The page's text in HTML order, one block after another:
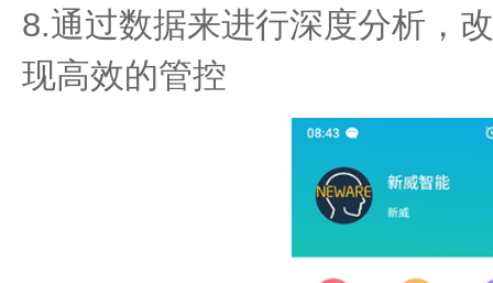
8.通过数据来进行深度分析，
现高效的管控